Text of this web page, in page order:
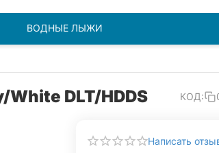
ВОДНЫЕ ЛЫЖИ
DLT/HDDS КОД:
Написать